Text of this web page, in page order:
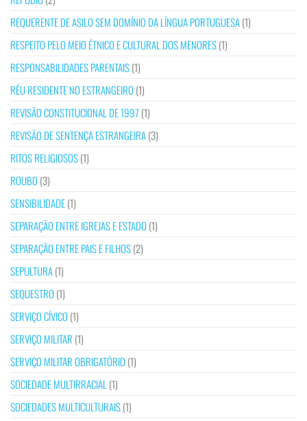
REQUERENTE DE ASILO SEM DOMÍNIO DA LÍNGUA PORTUGUESA(1)
RESPEITO PELO MEIO ÉTNICO E CULTURAL DOS MENORES(1)
RESPONSABILIDADES PARENTAIS(1)
RÉU RESIDENTE NO ESTRANGEIRO (1)
REVISÃO CONSTITUCIONAL DE 1997 (1)
REVISÃO DE SENTENÇA ESTRANGEIRA(3)
RITOS RELIGIOSOS(1)
ROUBO (3)
SENSIBILIDADE(1)
SEPARAÇÃO ENTRE IGREJAS E ESTADO (1)
SEPARAÇÃO ENTRE PAIS E FILHOS(2)
SEPULTURA(1)
SEQUESTRO (1)
SERVIÇO CÍVICO (1)
SERVIÇO MILITAR (1)
SERVIÇO MILITAR OBRIGATÓRIO (1)
SOCIEDADE MULTIRRACIAL (1)
SOCIEDADES MULTICULTURAIS(1)